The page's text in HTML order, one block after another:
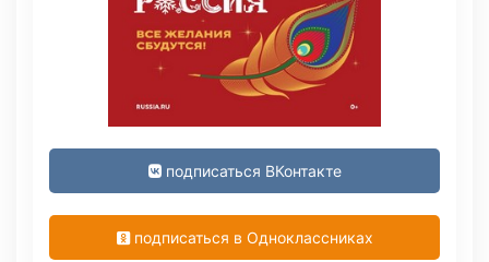
подписаться ВКонтакте
подписаться в Одноклассниках